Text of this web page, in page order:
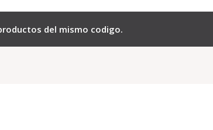
del mismo codigo.